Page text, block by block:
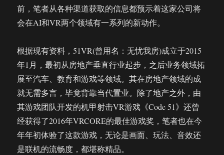
前，笔者从各种渠道获取的信息都预示着这家公司将
会在AI和VR两个领域有一系列的新动作。
根据现有资料，51VR(曾用名：无忧我房)成立于2015
年1月，最初从房地产垂直行业起步，之后业务领域拓
展至汽车、教育和游戏等领域。其在房地产领域的成
就无需多言，毕竟背靠当代置业。除了地产之外，由
其游戏团队开发的机甲射击VR游戏《Code 51》还曾
经获得了2016年VRCORE的最佳游戏奖，笔者也在今
年年初体验了这款游戏，无论是画面、玩法、音效还
是联机的流畅度，都堪称精品。